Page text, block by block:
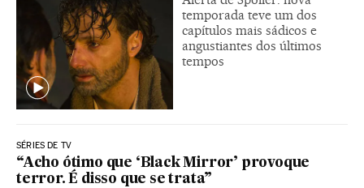
temporada teve um dos
capítulos mais sádicos e
angustiantes dos últimos
tempos
SÉRIES DE TV
“Acho ótimo que ‘Black Mirror’ provoque
terror. É disso que se trata”